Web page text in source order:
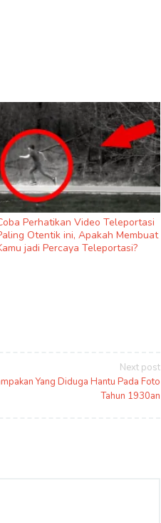
Perhatikan Video Teleportasi
Otentik ini, Apakah Membuat
jadi Percaya Teleportasi?
Next post
Yang Diduga Hantu Pada Foto
Tahun 1930an